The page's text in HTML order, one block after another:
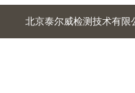
北京泰尔威检测技术有限